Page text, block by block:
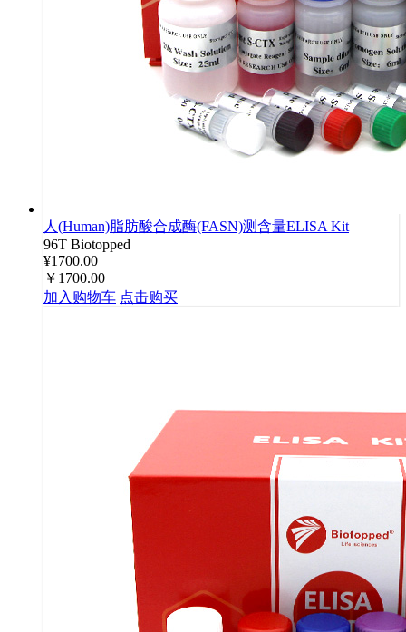
人(Human)脂肪酸合成酶(FASN)测含量ELISA Kit
96T Biotopped
¥1700.00
￥1700.00
加入购物车 点击购买